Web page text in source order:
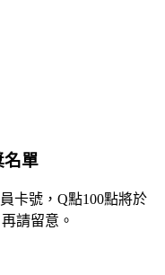
名單
卡號，Q點100點將於
請留意。